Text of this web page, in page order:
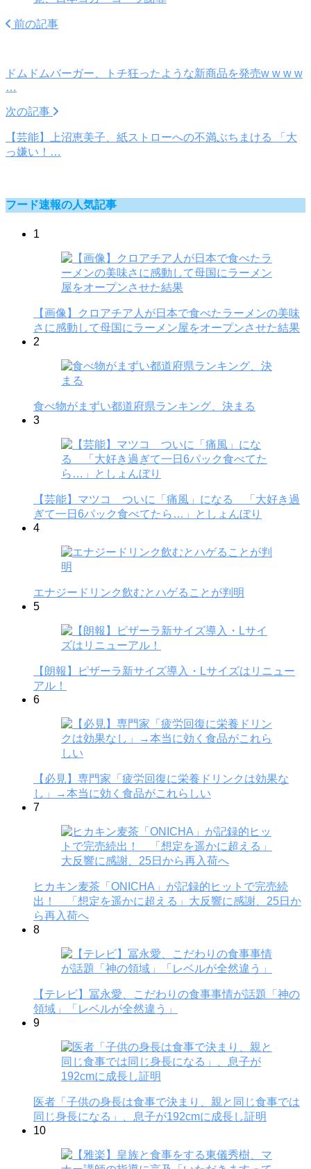
前の記事
ドムドムバーガー、トチ狂ったような新商品を発売w w w w
…
次の記事
【芸能】上沼恵美子、紙ストローへの不満ぶちまける 「大
っ嫌い！…
フード速報の人気記事
1
【画像】クロアチア人が日本で食べたラーメンの美味
さに感動して母国にラーメン屋をオープンさせた結果
2
食べ物がまずい都道府県ランキング、決まる
3
【芸能】マツコ ついに「痛風」になる 「大好き過
ぎて一日6パック食べてたら…」としょんぼり
4
エナジードリンク飲むとハゲることが判明
5
【朗報】ピザーラ新サイズ導入・Lサイズはリニュー
アル！
6
【必見】専門家「疲労回復に栄養ドリンクは効果な
し」→本当に効く食品がこれらしい
7
ヒカキン麦茶「ONICHA」が記録的ヒットで完売続
出！ 「想定を遥かに超える」大反響に感謝、25日か
ら再入荷へ
8
【テレビ】冨永愛、こだわりの食事事情が話題「神の
領域」「レベルが全然違う」
9
医者「子供の身長は食事で決まり、親と同じ食事では
同じ身長になる」、息子が192cmに成長し証明
10